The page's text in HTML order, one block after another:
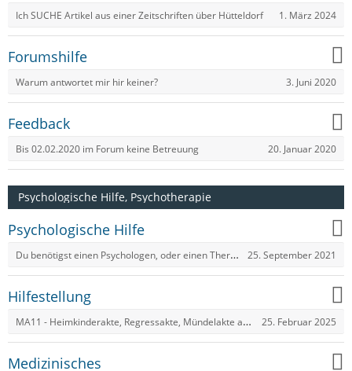
Ich SUCHE Artikel aus einer Zeitschriften über Hütteldorf 1. März 2024
Forumshilfe
Warum antwortet mir hir keiner? 3. Juni 2020
Feedback
Bis 02.02.2020 im Forum keine Betreuung 20. Januar 2020
Psychologische Hilfe, Psychotherapie
Psychologische Hilfe
Du benötigst einen Psychologen, oder einen Therapeuten?​ - Psychosozialer Dienste in Wien 25. September 2021
Hilfestellung
MA11 - Heimkinderakte, Regressakte, Mündelakte anfordern, 25. Februar 2025
Medizinisches